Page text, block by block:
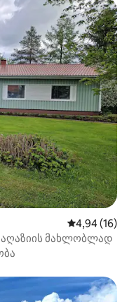
საშუალო
4,94 (16)
მახლობლად